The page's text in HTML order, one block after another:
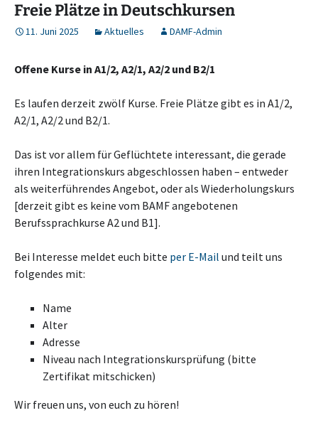
Freie Plätze in Deutschkursen
11. Juni 2025 Aktuelles DAMF-Admin
Offene Kurse in A1/2, A2/1, A2/2 und B2/1
Es laufen derzeit zwölf Kurse. Freie Plätze gibt es in A1/2,
A2/1, A2/2 und B2/1.
Das ist vor allem für Geflüchtete interessant, die gerade
ihren Integrationskurs abgeschlossen haben – entweder
als weiterführendes Angebot, oder als Wiederholungskurs
[derzeit gibt es keine vom BAMF angebotenen
Berufssprachkurse A2 und B1].
Bei Interesse meldet euch bitte per E-Mail und teilt uns
folgendes mit:
Name
Alter
Adresse
Niveau nach Integrationskursprüfung (bitte
Zertifikat mitschicken)
Wir freuen uns, von euch zu hören!